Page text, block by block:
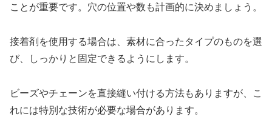
ことが重要です。穴の位置や数も計画的に決めましょう。
接着剤を使用する場合は、素材に合ったタイプのものを選
び、しっかりと固定できるようにします。
ビーズやチェーンを直接縫い付ける方法もありますが、こ
れには特別な技術が必要な場合があります。